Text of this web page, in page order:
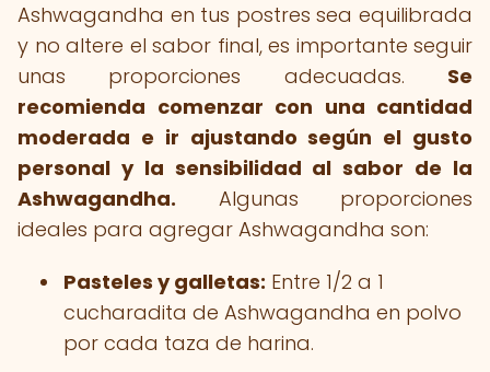
Ashwagandha en tus postres sea equilibrada
y no altere el sabor final, es importante seguir
unas proporciones adecuadas. Se
recomienda comenzar con una cantidad
moderada e ir ajustando según el gusto
personal y la sensibilidad al sabor de la
Ashwagandha. Algunas proporciones
ideales para agregar Ashwagandha son:
Pasteles y galletas: Entre 1/2 a 1
cucharadita de Ashwagandha en polvo
por cada taza de harina.